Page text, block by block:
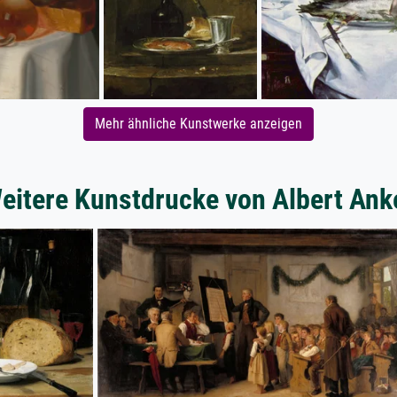
Mehr ähnliche Kunstwerke anzeigen
Kunstdrucke von Albert